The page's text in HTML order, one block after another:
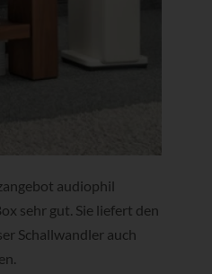
audiophil
sehr gut. Sie liefert den
Schallwandler auch